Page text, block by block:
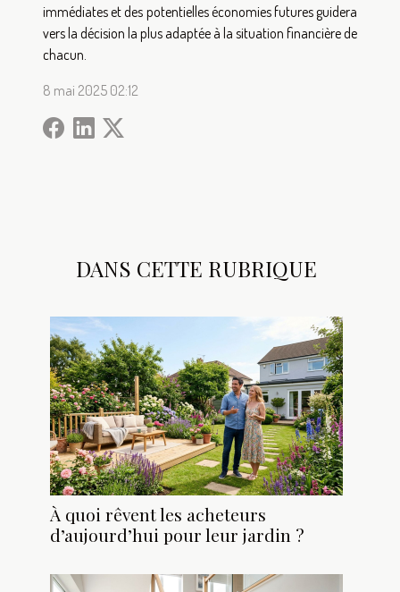
immédiates et des potentielles économies futures guidera
vers la décision la plus adaptée à la situation financière de
chacun.
8 mai 2025 02:12
DANS CETTE RUBRIQUE
À quoi rêvent les acheteurs
d’aujourd’hui pour leur jardin ?